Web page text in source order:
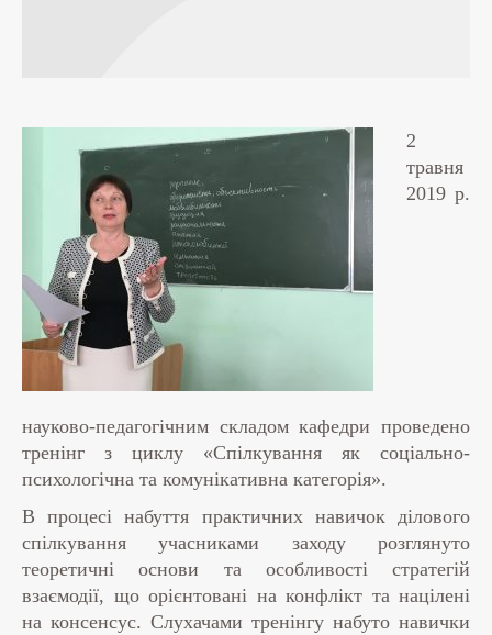
2
травня
2019 р.
науково-педагогічним складом кафедри проведено
тренінг з циклу «Спілкування як соціально-
психологічна та комунікативна категорія».
В процесі набуття практичних навичок ділового
спілкування учасниками заходу розглянуто
теоретичні основи та особливості стратегій
взаємодії, що орієнтовані на конфлікт та націлені
на консенсус. Слухачами тренінгу набуто навички